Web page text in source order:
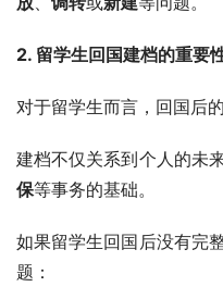
2. 留学生回国建档的重要
对于留学生而言，回国后
建档不仅关系到个人的未
保等事务的基础。
如果留学生回国后没有完
题：